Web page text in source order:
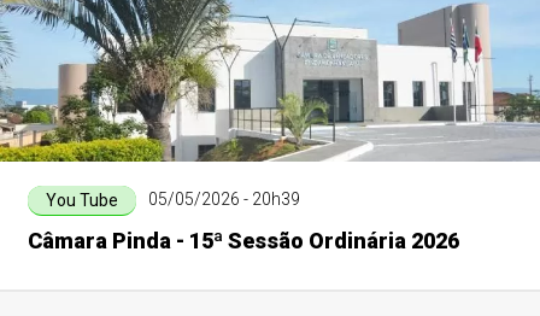
You Tube 05/05/2026 - 20h39
Câmara Pinda - 15ª Sessão Ordinária 2026